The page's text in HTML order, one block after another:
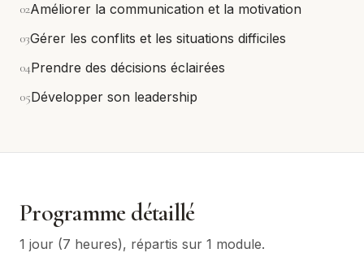
02Améliorer la communication et la motivation
03Gérer les conflits et les situations difficiles
04Prendre des décisions éclairées
05Développer son leadership
Programme détaillé
1 jour (7 heures), répartis sur 1 module.